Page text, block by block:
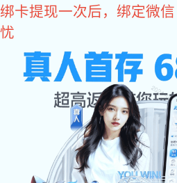
东升国际
欢迎访问东升国际设备(北京)有限公司官方网站
东升国际:
东升国际:
网站东升国际
关于东升国际